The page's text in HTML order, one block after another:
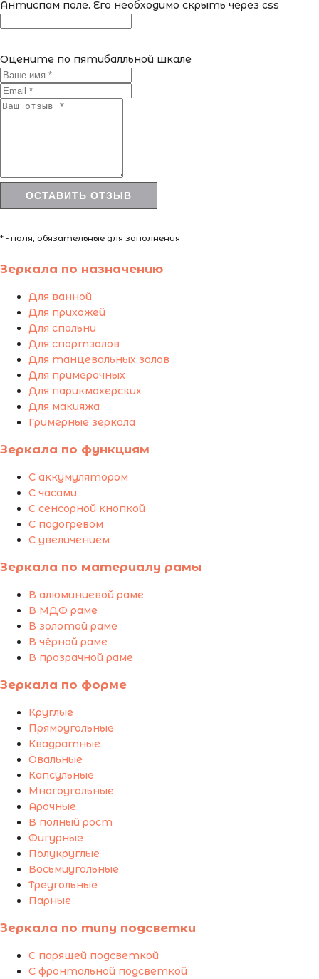
Антиспам поле. Его необходимо скрыть через css
Оцените по пятибалльной шкале
* - поля, обязательные для заполнения
Зеркала по назначению
Для ванной
Для прихожей
Для спальни
Для спортзалов
Для танцевальных залов
Для примерочных
Для парикмахерских
Для макияжа
Гримерные зеркала
Зеркала по функциям
С аккумулятором
С часами
С сенсорной кнопкой
С подогревом
С увеличением
Зеркала по материалу рамы
В алюминиевой раме
В МДФ раме
В золотой раме
В чёрной раме
В прозрачной раме
Зеркала по форме
Круглые
Прямоугольные
Квадратные
Овальные
Капсульные
Многоугольные
Арочные
В полный рост
Фигурные
Полукруглые
Восьмиугольные
Треугольные
Парные
Зеркала по типу подсветки
С парящей подсветкой
С фронтальной подсветкой